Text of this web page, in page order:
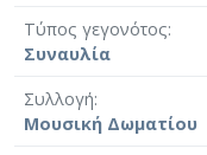
Τύπος γεγονότος
Συναυλία
Συλλογή
Μουσική Δωματίου